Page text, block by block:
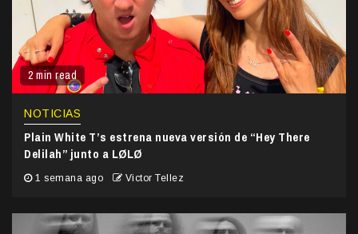
2 min read
NOTICIAS
Plain White T’s estrena nueva versión de “Hey There
Delilah” junto a LØLØ
1 semana ago Victor Tellez